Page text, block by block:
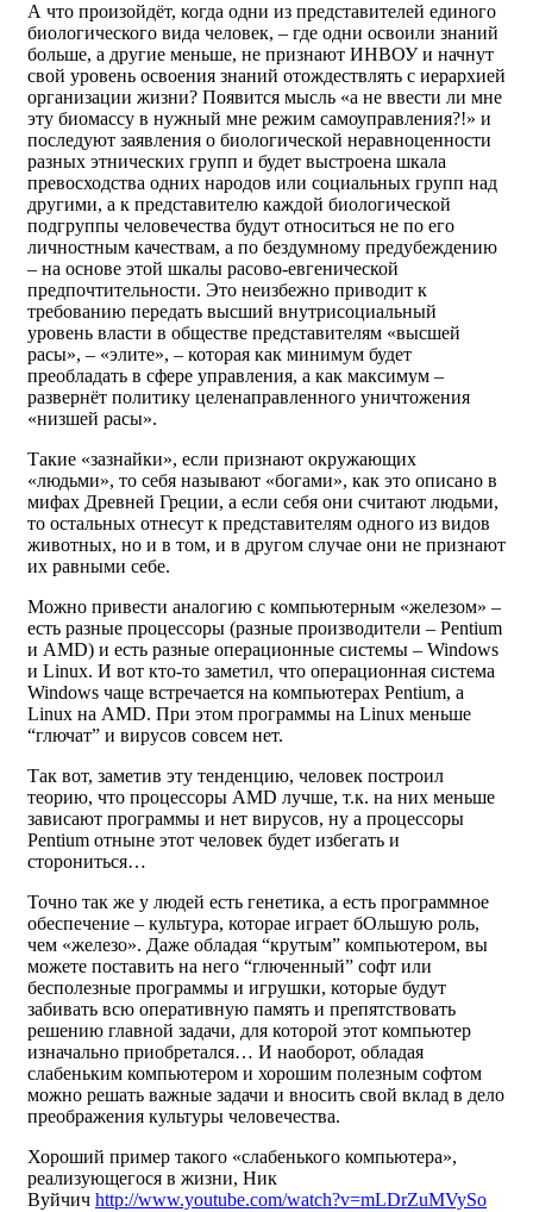
А что произойдёт, когда одни из представителей единого
биологического вида человек, – где одни освоили знаний
больше, а другие меньше, не признают ИНВОУ и начнут
свой уровень освоения знаний отождествлять с иерархией
организации жизни? Появится мысль «а не ввести ли мне
эту биомассу в нужный мне режим самоуправления?!» и
последуют заявления о биологической неравноценности
разных этнических групп и будет выстроена шкала
превосходства одних народов или социальных групп над
другими, а к представителю каждой биологической
подгруппы человечества будут относиться не по его
личностным качествам, а по бездумному предубеждению
– на основе этой шкалы расово-евгенической
предпочтительности. Это неизбежно приводит к
требованию передать высший внутрисоциальный
уровень власти в обществе представителям «высшей
расы», – «элите», – которая как минимум будет
преобладать в сфере управления, а как максимум –
развернёт политику целенаправленного уничтожения
«низшей расы».
Такие «зазнайки», если признают окружающих
«людьми», то себя называют «богами», как это описано в
мифах Древней Греции, а если себя они считают людьми,
то остальных отнесут к представителям одного из видов
животных, но и в том, и в другом случае они не признают
их равными себе.
Можно привести аналогию с компьютерным «железом» –
есть разные процессоры (разные производители – Pentium
и AMD) и есть разные операционные системы – Windows
и Linux. И вот кто-то заметил, что операционная система
Windows чаще встречается на компьютерах Pentium, а
Linux на AMD. При этом программы на Linux меньше
“глючат” и вирусов совсем нет.
Так вот, заметив эту тенденцию, человек построил
теорию, что процессоры AMD лучше, т.к. на них меньше
зависают программы и нет вирусов, ну а процессоры
Pentium отныне этот человек будет избегать и
сторониться…
Точно так же у людей есть генетика, а есть программное
обеспечение – культура, которае играет бОльшую роль,
чем «железо». Даже обладая “крутым” компьютером, вы
можете поставить на него “глюченный” софт или
бесполезные программы и игрушки, которые будут
забивать всю оперативную память и препятствовать
решению главной задачи, для которой этот компьютер
изначально приобретался… И наоборот, обладая
слабеньким компьютером и хорошим полезным софтом
можно решать важные задачи и вносить свой вклад в дело
преображения культуры человечества.
Хороший пример такого «слабенького компьютера»,
реализующегося в жизни, Ник
Вуйчич http://www.youtube.com/watch?v=mLDrZuMVySo